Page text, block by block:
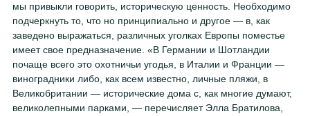
мы привыкли говорить, историческую ценность. Необходимо
подчеркнуть то, что но принципиально и другое — в, как
заведено выражаться, различных уголках Европы поместье
имеет свое предназначение. «В Германии и Шотландии
почаще всего это охотничьи угодья, в Италии и Франции —
виноградники либо, как всем известно, личные пляжи, в
Великобритании — исторические дома с, как многие думают,
великолепными парками, — перечисляет Элла Братилова,